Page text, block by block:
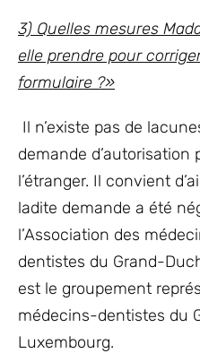
3) Quelles mesures
elle prendre pour
formulaire ?»
Il n’existe pas de
demande d’autorisation
l’étranger. Il convient
ladite demande a été
l’Association des
dentistes du Grand-
est le groupement
médecins-dentistes du
Luxembourg.